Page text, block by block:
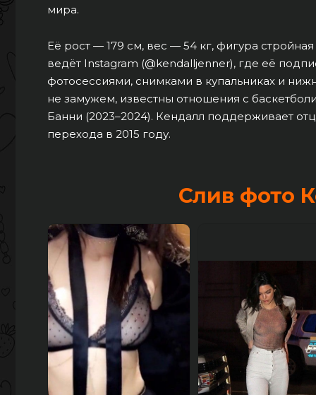
мира.
Её рост — 179 см, вес — 54 кг, фигура
ведёт Instagram (@kendalljenner), где её
фотосессиями, снимками в купальниках и
не замужем, известны отношения с
Банни (2023–2024). Кендалл поддерживает
перехода в 2015 году.
Слив фото